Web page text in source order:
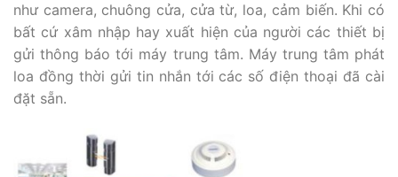
như camera, chuông cửa, cửa từ, loa, cảm biến. Khi có
bất cứ xâm nhập hay xuất hiện của người các thiết bị
gửi thông báo tới máy trung tâm. Máy trung tâm phát
loa đồng thời gửi tin nhắn tới các số điện thoại đã cài
đặt sẵn.